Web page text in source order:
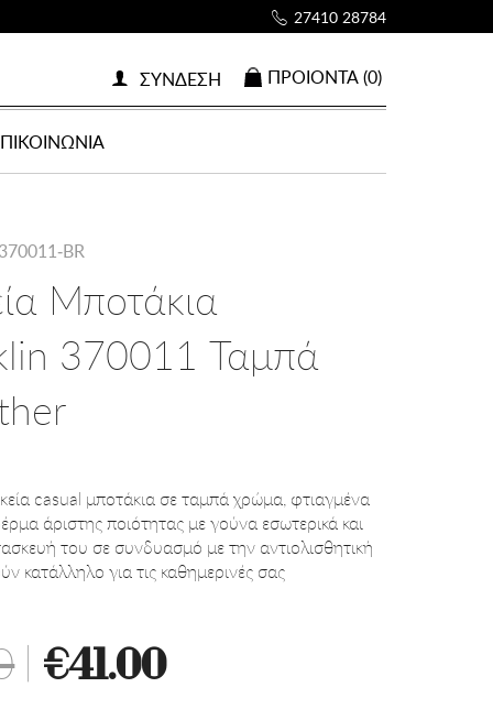
27410 28784
ΠΡΟΙOΝΤΑ (0)
ΣΥΝΔΕΣΗ
BR
Μποτάκια
370011 Ταμπά
casual μποτάκια σε ταμπά χρώμα, φτιαγμένα
άριστης ποιότητας με γούνα εσωτερικά και
του σε συνδυασμό με την αντιολισθητική
κατάλληλο για τις καθημερινές σας
€41.00